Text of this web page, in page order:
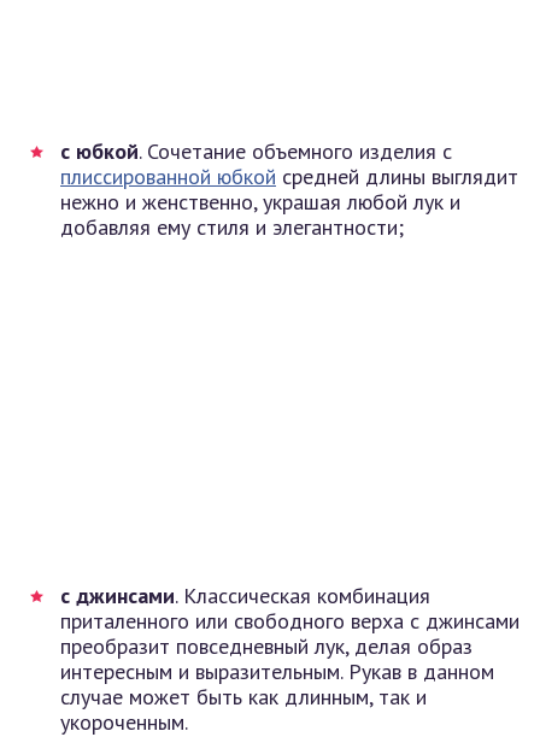
с юбкой. Сочетание объемного изделия с
плиссированной юбкой средней длины выглядит
нежно и женственно, украшая любой лук и
добавляя ему стиля и элегантности;
с джинсами. Классическая комбинация
приталенного или свободного верха с джинсами
преобразит повседневный лук, делая образ
интересным и выразительным. Рукав в данном
случае может быть как длинным, так и
укороченным.